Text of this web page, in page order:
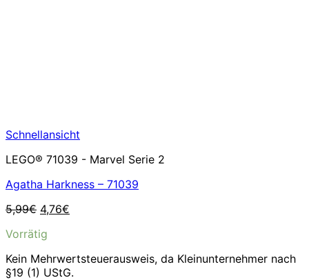
Schnellansicht
LEGO® 71039 - Marvel Serie 2
Agatha Harkness – 71039
5,99€ Ursprünglicher
war:
4,76€
Vorrätig
Kein Mehrwertsteuerausweis, da Kleinunternehmer nach
§19 (1) UStG.